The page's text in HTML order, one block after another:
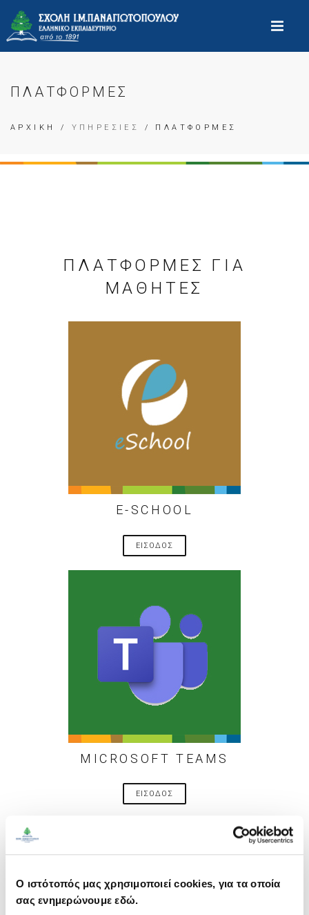
Ο ιστότοπός μας χρησιμοποιεί cookies, για τα οποία
σας ενημερώνουμε εδώ.
ΠΛΑΤΦΟΡΜΕΣ
ΑΡΧΙΚΗ / ΥΠΗΡΕΣΙΕΣ / ΠΛΑΤΦΟΡΜΕΣ
ΠΛΑΤΦΟΡΜΕΣ ΓΙΑ
ΜΑΘΗΤΕΣ
E-SCHOOL
ΕΙΣΟΔΟΣ
MICROSOFT TEAMS
ΕΙΣΟΔΟΣ
ΠΛΑΤΦΟΡΜΕΣ ΓΙΑ ΓΟΝΕΙΣ